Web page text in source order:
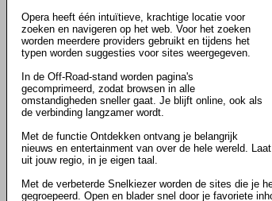
Opera heeft één intuïtieve, krachtige locatie voor
zoeken en navigeren op het web. Voor het zoeken
worden meerdere providers gebruikt en tijdens het
typen worden suggesties voor sites weergegeven.
In de Off-Road-stand worden pagina's
gecomprimeerd, zodat browsen in alle
omstandigheden sneller gaat. Je blijft online, ook als
de verbinding langzamer wordt.
Met de functie Ontdekken ontvang je belangrijk
nieuws en entertainment van over de hele wereld.
uit jouw regio, in je eigen taal.
Met de verbeterde Snelkiezer worden de sites die je
gegroepeerd. Open en blader snel door je favoriete